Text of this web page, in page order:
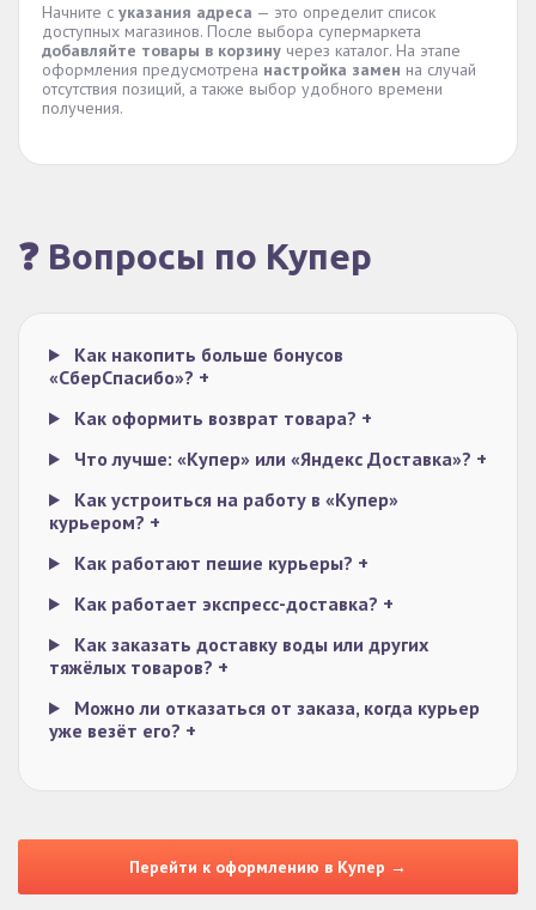
Начните с указания адреса — это определит список
доступных магазинов. После выбора супермаркета
добавляйте товары в корзину через каталог. На этапе
оформления предусмотрена настройка замен на случай
отсутствия позиций, а также выбор удобного времени
получения.
❓ Вопросы по Купер
Как накопить больше бонусов
«СберСпасибо»? +
Как оформить возврат товара? +
Что лучше: «Купер» или «Яндекс Доставка»? +
Как устроиться на работу в «Купер»
курьером? +
Как работают пешие курьеры? +
Как работает экспресс-доставка? +
Как заказать доставку воды или других
тяжёлых товаров? +
Можно ли отказаться от заказа, когда курьер
уже везёт его? +
Перейти к оформлению в Купер →